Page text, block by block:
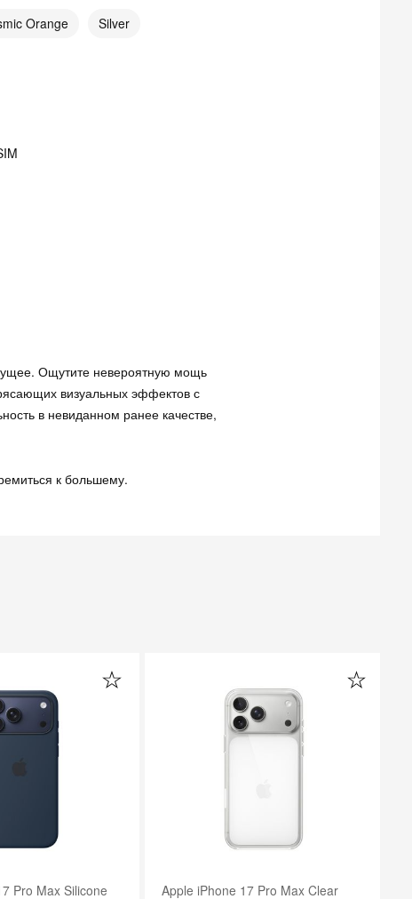
Orange Silver
Ощутите невероятную мощь
визуальных эффектов с
в невиданном ранее качестве,
к большему.
Pro Max Clear
Apple iPhone 17 Pro Max